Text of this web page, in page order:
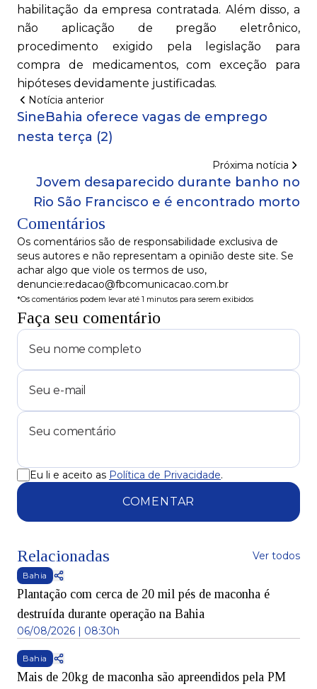
habilitação da empresa contratada. Além disso, a
não aplicação de pregão eletrônico,
procedimento exigido pela legislação para
compra de medicamentos, com exceção para
hipóteses devidamente justificadas.
Notícia anterior
SineBahia oferece vagas de emprego
nesta terça (2)
Próxima notícia
Jovem desaparecido durante banho no
Rio São Francisco e é encontrado morto
Comentários
Os comentários são de responsabilidade exclusiva de
seus autores e não representam a opinião deste site. Se
achar algo que viole os termos de uso,
denuncie:redacao@fbcomunicacao.com.br
*Os comentários podem levar até 1 minutos para serem exibidos
Faça seu comentário
Eu li e aceito as Política de Privacidade.
COMENTAR
Relacionadas Ver todos
Bahia
Plantação com cerca de 20 mil pés de maconha é
destruída durante operação na Bahia
06/08/2026 | 08:30h
Bahia
Mais de 20kg de maconha são apreendidos pela PM